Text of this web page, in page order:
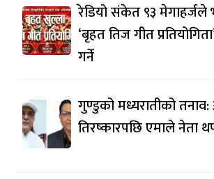
रेडियो संकेत ९३ मेगाहर्जले
‘बृहत तिज गीत
गर्ने
गुण्डुको मध्यरातीको
तिरष्कारपछि एमाले नेता